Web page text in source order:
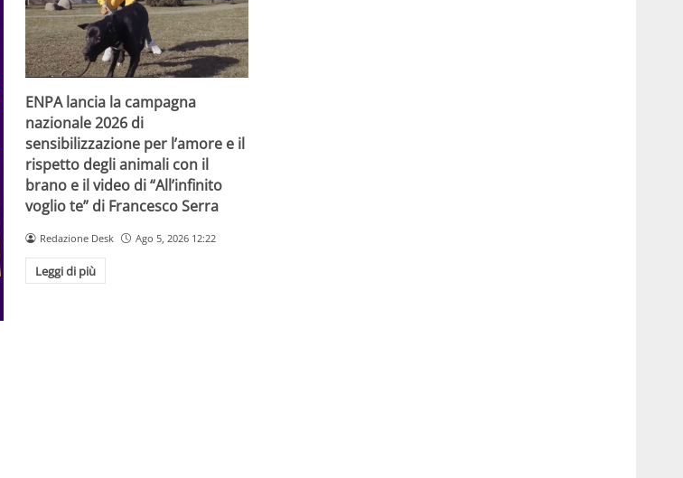
ENPA lancia la campagna
nazionale 2026 di
sensibilizzazione per l’amore e il
rispetto degli animali con il
brano e il video di “All’infinito
voglio te” di Francesco Serra
Redazione Desk Ago 5, 2026 12:22
Leggi di più